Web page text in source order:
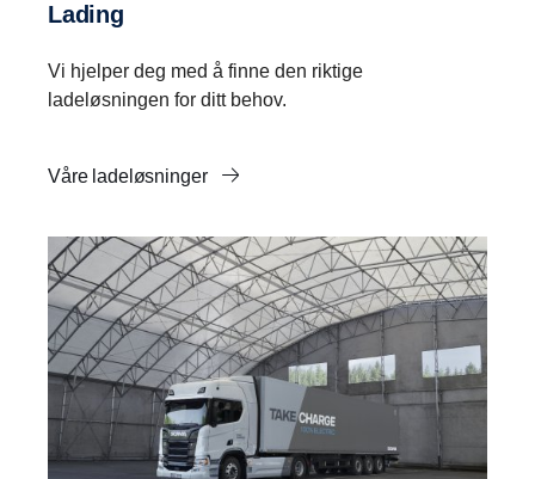
Lading
Vi hjelper deg med å finne den riktige
ladeløsningen for ditt behov.
Våre ladeløsninger